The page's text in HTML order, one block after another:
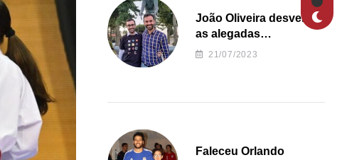
João Oliveira desvenda
as alegadas
irregularidades da
21/07/2023
Faleceu Orlando